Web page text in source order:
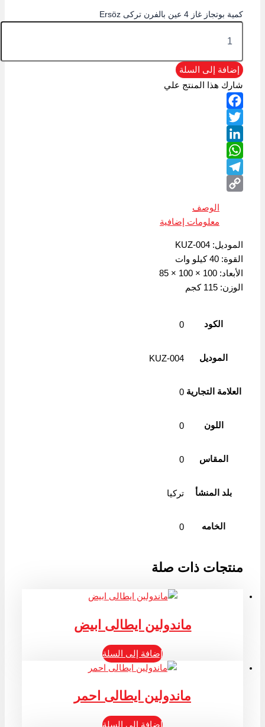
كمية بوتجاز غاز 4 عين بالفرن تركى Ersöz
إضافة إلى السلة
شارك هذا المنتج علي
Facebook
Twitter
LinkedIn
WhatsApp
Telegram
الوصف
معلومات إضافية
الموديل: KUZ-004
القوة: 40 كيلو وات
الأبعاد: 100 × 100 × 85
الوزن: 115 كجم
الكود 0
الموديل KUZ-004
العلامة التجارية 0
اللون 0
المقاس 0
بلد المنشأ تركيا
الخامه 0
منتجات ذات صلة
ماندولين ايطالى ابيض
إضافة إلى السلة
ماندولين ايطالى احمر
إضافة إلى السلة